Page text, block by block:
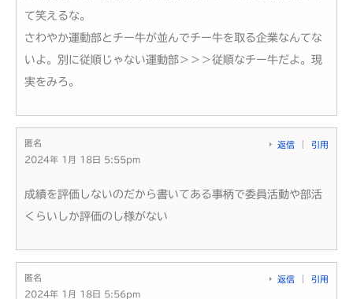
て笑えるな。
さわやか運動部とチー牛が並んでチー牛を取る企業なんてな
いよ。別に従順じゃない運動部＞＞＞従順なチー牛だよ。現
実をみろ。
匿名
2024年 1月 18日 5:55pm
返信 引用
成績を評価しないのだから書いてある事柄で委員活動や部活
くらいしか評価のし様がない
匿名
2024年 1月 18日 5:56pm
返信 引用